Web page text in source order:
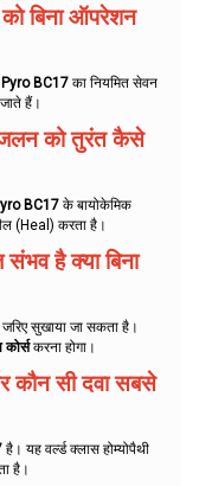
बिना ऑपरेशन
BC17 का नियमित सेवन
हैं।
को तुरंत कैसे
BC17 के बायोकेमिक
(Heal) करता है।
है क्या बिना
जरिए सुखाया जा सकता है।
कोर्सकरना होगा।
कौन सी दवा सबसे
है। यह वर्ल्ड क्लास होम्योपैथी
है।